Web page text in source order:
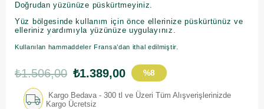
Doğrudan yüzünüze püskürtmeyiniz.
Yüz bölgesinde kullanım için önce ellerinize püskürtünüz ve
elleriniz yardımıyla yüzünüze uygulayınız.
Kullanılan hammaddeler Fransa’dan ithal edilmiştir.
₺1.506,00 ₺1.389,00 %8
İndirim
Kargo Bedava - 300 tl ve Üzeri Tüm Alışverişlerinizde
Kargo Ücretsiz